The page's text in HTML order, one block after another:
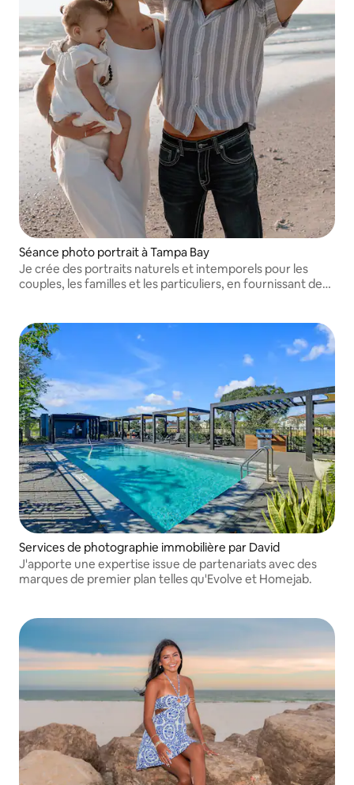
Séance photo portrait à Tampa Bay
Je crée des portraits naturels et intemporels pour les
couples, les familles et les particuliers, en fournissant des
Services de photographie immobilière par David
J'apporte une expertise issue de partenariats avec des
marques de premier plan telles qu'Evolve et Homejab.